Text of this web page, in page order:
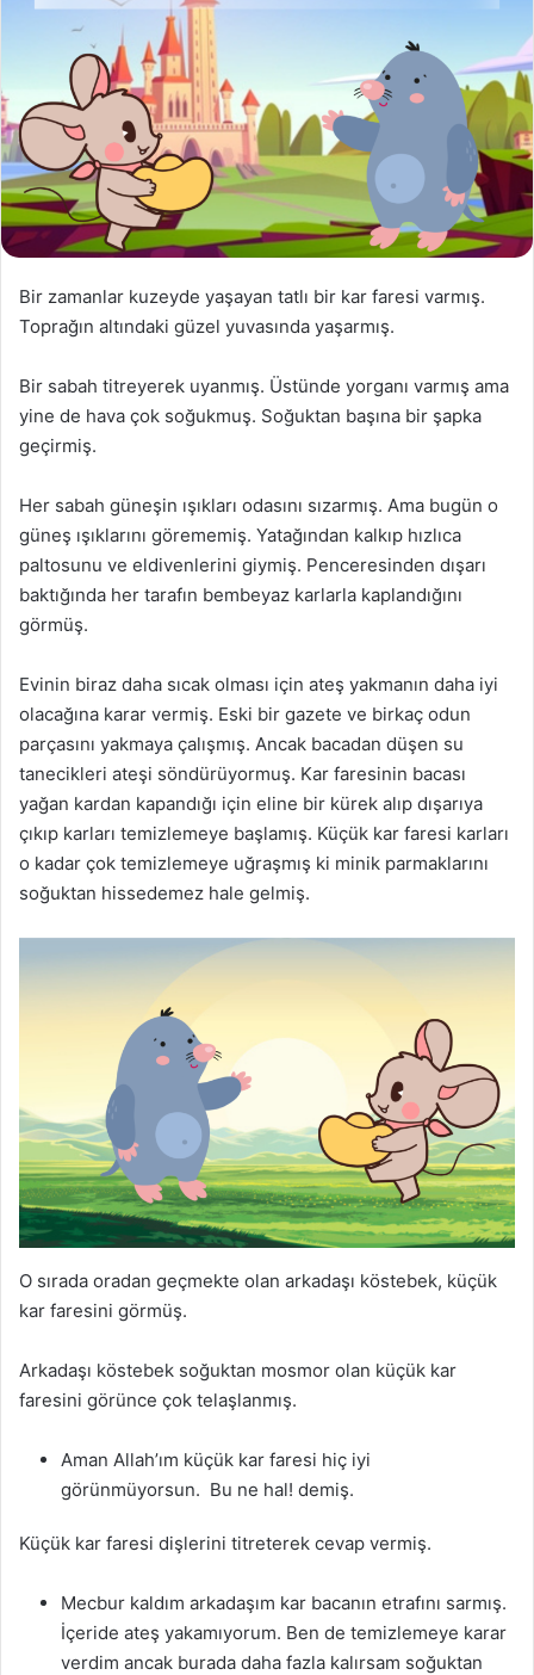
Bir zamanlar kuzeyde yaşayan tatlı bir kar faresi varmış.
Toprağın altındaki güzel yuvasında yaşarmış.
Bir sabah titreyerek uyanmış. Üstünde yorganı varmış ama
yine de hava çok soğukmuş. Soğuktan başına bir şapka
geçirmiş.
Her sabah güneşin ışıkları odasını sızarmış. Ama bugün o
güneş ışıklarını görememiş. Yatağından kalkıp hızlıca
paltosunu ve eldivenlerini giymiş. Penceresinden dışarı
baktığında her tarafın bembeyaz karlarla kaplandığını
görmüş.
Evinin biraz daha sıcak olması için ateş yakmanın daha iyi
olacağına karar vermiş. Eski bir gazete ve birkaç odun
parçasını yakmaya çalışmış. Ancak bacadan düşen su
tanecikleri ateşi söndürüyormuş. Kar faresinin bacası
yağan kardan kapandığı için eline bir kürek alıp dışarıya
çıkıp karları temizlemeye başlamış. Küçük kar faresi karları
o kadar çok temizlemeye uğraşmış ki minik parmaklarını
soğuktan hissedemez hale gelmiş.
O sırada oradan geçmekte olan arkadaşı köstebek, küçük
kar faresini görmüş.
Arkadaşı köstebek soğuktan mosmor olan küçük kar
faresini görünce çok telaşlanmış.
Aman Allah’ım küçük kar faresi hiç iyi
görünmüyorsun. Bu ne hal! demiş.
Küçük kar faresi dişlerini titreterek cevap vermiş.
Mecbur kaldım arkadaşım kar bacanın etrafını sarmış.
İçeride ateş yakamıyorum. Ben de temizlemeye karar
verdim ancak burada daha fazla kalırsam soğuktan